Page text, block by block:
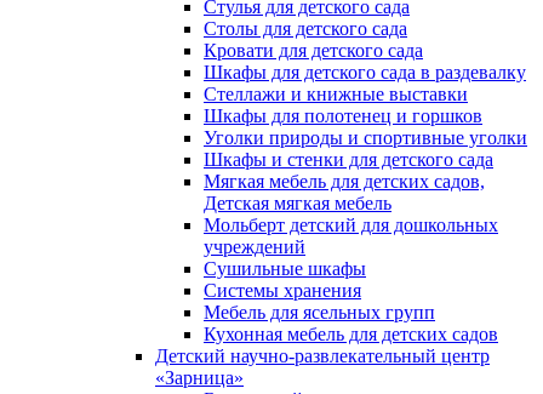
Стулья для детского сада
Столы для детского сада
Кровати для детского сада
Шкафы для детского сада в раздевалку
Стеллажи и книжные выставки
Шкафы для полотенец и горшков
Уголки природы и спортивные уголки
Шкафы и стенки для детского сада
Мягкая мебель для детских садов,
Детская мягкая мебель
Мольберт детский для дошкольных
учреждений
Сушильные шкафы
Системы хранения
Мебель для ясельных групп
Кухонная мебель для детских садов
Детский научно-развлекательный центр
«Зарница»